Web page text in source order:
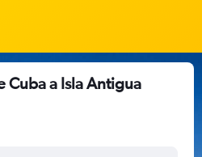
Cuba a Isla Antigua